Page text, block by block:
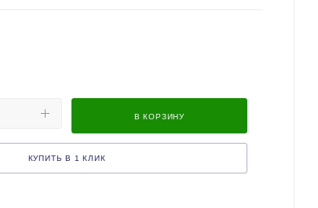
В КОРЗИНУ
КУПИТЬ В 1 КЛИК